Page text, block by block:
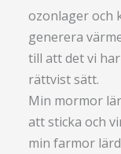
ozonlager och
generera
till att det vi
rättvist sätt.
Min mormor
att sticka och
min farmor